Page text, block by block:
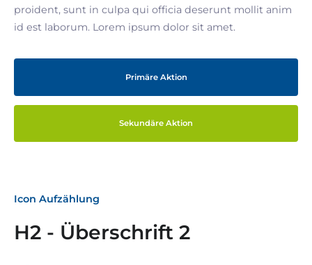
proident, sunt in culpa qui officia deserunt mollit anim
id est laborum. Lorem ipsum dolor sit amet.
Primäre Aktion
Sekundäre Aktion
Icon Aufzählung
H2 - Überschrift 2